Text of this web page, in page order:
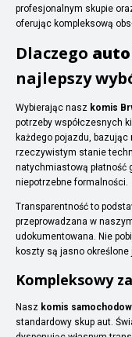
profesjonalnym skupie
oferując kompleksową
Dlaczego
najlepszy
Wybierając nasz komis
potrzeby współczesnych
każdego pojazdu,
rzeczywistym stanie
natychmiastową płatność
niepotrzebne formalności.
Transparentność to
przeprowadzana w
udokumentowana. Nie
koszty są jasno określone
Kompleksowy
Nasz komis
standardowy skup aut.